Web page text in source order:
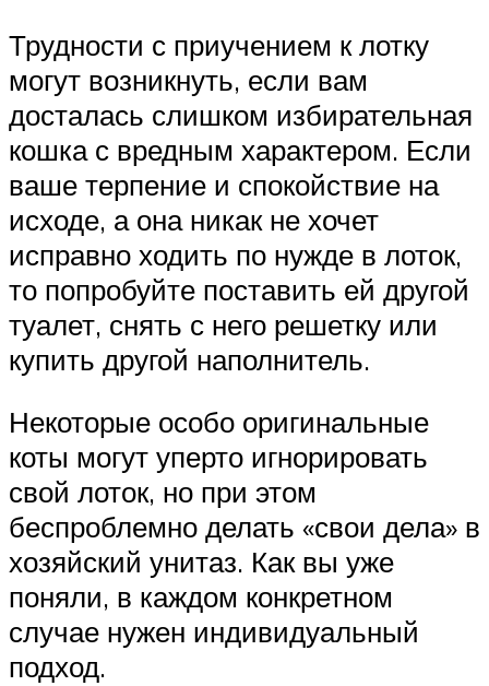
Трудности с приучением к лотку
могут возникнуть, если вам
досталась слишком избирательная
кошка с вредным характером. Если
ваше терпение и спокойствие на
исходе, а она никак не хочет
исправно ходить по нужде в лоток,
то попробуйте поставить ей другой
туалет, снять с него решетку или
купить другой наполнитель.
Некоторые особо оригинальные
коты могут уперто игнорировать
свой лоток, но при этом
беспроблемно делать «свои дела» в
хозяйский унитаз. Как вы уже
поняли, в каждом конкретном
случае нужен индивидуальный
подход.